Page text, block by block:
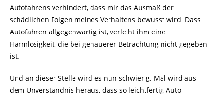
Autofahrens verhindert, dass mir das Ausmaß der
schädlichen Folgen meines Verhaltens bewusst wird. Dass
Autofahren allgegenwärtig ist, verleiht ihm eine
Harmlosigkeit, die bei genauerer Betrachtung nicht gegeben
ist.
Und an dieser Stelle wird es nun schwierig. Mal wird aus
dem Unverständnis heraus, dass so leichtfertig Auto